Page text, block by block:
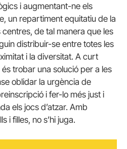
i augmentant-ne els
un repartiment equitatiu de la
de tal manera que les
distribuir-se entre totes les
i la diversitat. A curt
trobar una solució per a les
oblidar la urgència de
i fer-lo més just i
els jocs d’atzar. Amb
i filles, no s’hi juga.